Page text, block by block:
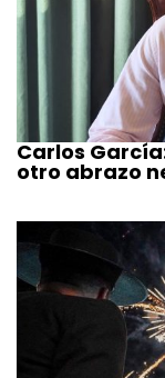
Carlos
otro abrazo